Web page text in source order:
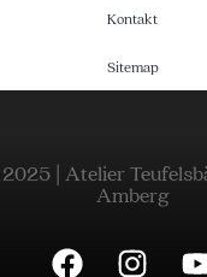
Kontakt
Sitemap
| Atelier
Amberg